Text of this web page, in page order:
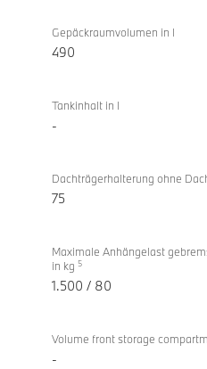
Gepäckraumvolumen in l
490
Tankinhalt in l
-
Dachträgerhalterung ohne
75
Maximale Anhängelast
in kg 5
1.500 / 80
Volume front storage
-